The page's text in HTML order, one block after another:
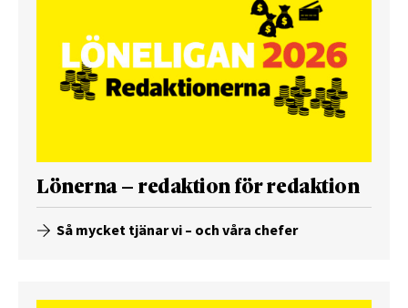
Lönerna – redaktion för redaktion
Så mycket tjänar vi – och våra chefer